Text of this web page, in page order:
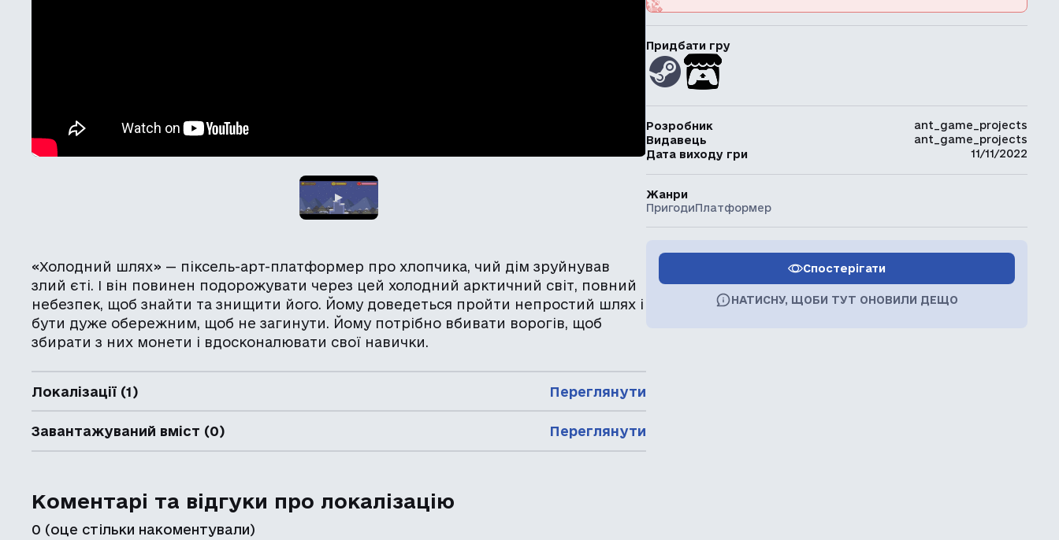
«Холодний шлях» — піксель-арт-платформер про хлопчика, чий дім зруйнував
злий єті. І він повинен подорожувати через цей холодний арктичний світ, повний
небезпек, щоб знайти та знищити його. Йому доведеться пройти непростий шлях і
бути дуже обережним, щоб не загинути. Йому потрібно вбивати ворогів, щоб
збирати з них монети і вдосконалювати свої навички.
Локалізації (1) Переглянути
Завантажуваний вміст (0) Переглянути
Коментарі та відгуки про локалізацію
0 (оце стільки накоментували)
Придбати гру
Розробник
ant_game_projects
Видавець
ant_game_projects
Дата виходу гри
11/11/2022
Жанри
ПригодиПлатформер
Спостерігати
НАТИСНУ, ЩОБИ ТУТ ОНОВИЛИ ДЕЩО